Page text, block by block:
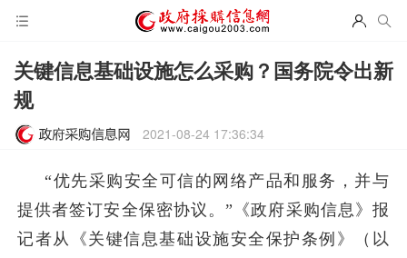
关键信息基础设施怎么采购？国务院令出新
规
2021-08-24 17:36:34
“优先采购安全可信的网络产品和服务，并与
提供者签订安全保密协议。”《政府采购信息》报
记者从《关键信息基础设施安全保护条例》（以